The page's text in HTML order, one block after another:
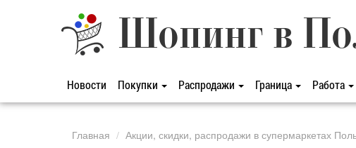
Шопинг в
Новости Покупки Распродажи Граница Работа
Главная Акции, скидки, распродажи в супермаркетах